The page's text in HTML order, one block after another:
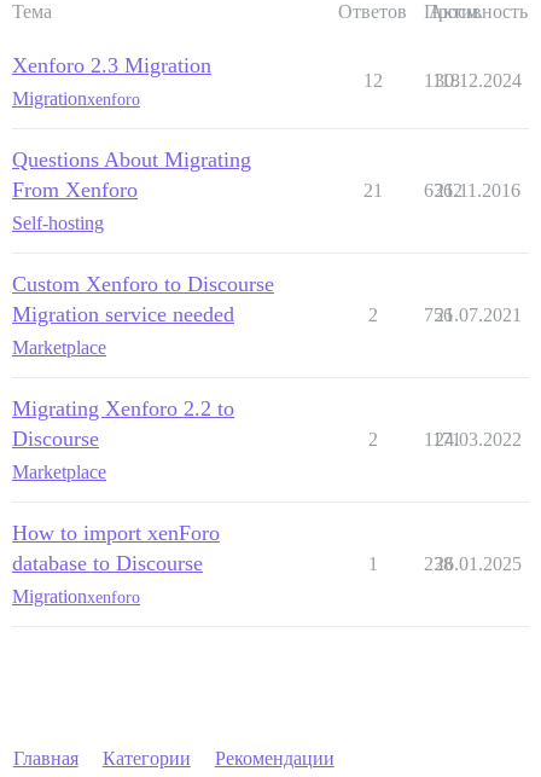
Тема Ответов Просм.
Активность
Xenforo 2.3 Migration
Migrationxenforo
12 1118
30.12.2024
Questions About Migrating
From Xenforo
Self-hosting
21 6362
21.11.2016
Custom Xenforo to Discourse
Migration service needed
Marketplace
2 756
21.07.2021
Migrating Xenforo 2.2 to
Discourse
Marketplace
2 1171
24.03.2022
How to import xenForo
database to Discourse
Migrationxenforo
1 238
26.01.2025
Главная Категории Рекомендации